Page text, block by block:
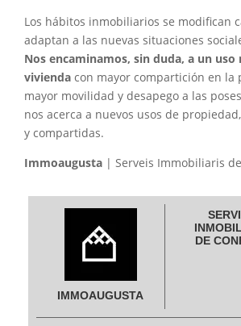
Los hábitos inmobiliarios se modifican
adaptan a las nuevas situaciones
Nos encaminamos, sin duda, a un uso
vivienda con mayor compartición en la
mayor movilidad y desapego a las
nos acerca a nuevos usos de
y compartidas.
Immoaugusta | Serveis Immobiliaris
IMMOAUGUSTA
DE